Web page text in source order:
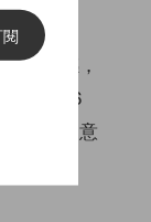
為靈感，
選擇以 6
可以隨意